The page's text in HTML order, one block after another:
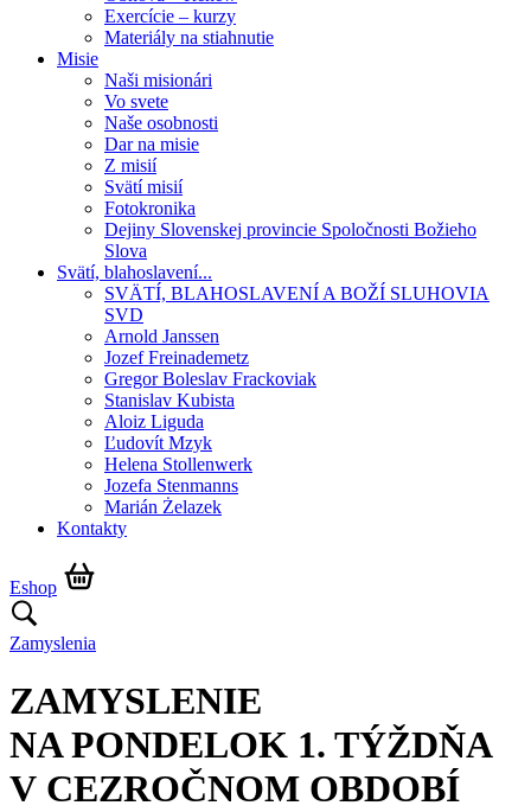
Exercície – kurzy
Materiály na stiahnutie
Misie
Naši misionári
Vo svete
Naše osobnosti
Dar na misie
Z misií
Svätí misií
Fotokronika
Dejiny Slovenskej provincie Spoločnosti Božieho
Slova
Svätí, blahoslavení...
SVÄTÍ, BLAHOSLAVENÍ A BOŽÍ SLUHOVIA
SVD
Arnold Janssen
Jozef Freinademetz
Gregor Boleslav Frackoviak
Stanislav Kubista
Aloiz Liguda
Ľudovít Mzyk
Helena Stollenwerk
Jozefa Stenmanns
Marián Żelazek
Kontakty
Eshop
Zamyslenia
ZAMYSLENIE
NA PONDELOK 1. TÝŽDŇA
V CEZROČNOM OBDOBÍ